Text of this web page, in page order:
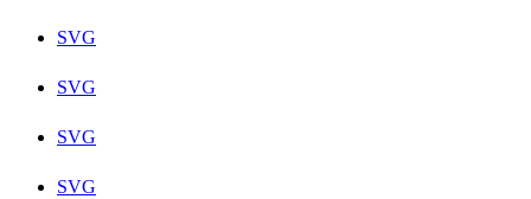
SVG
SVG
SVG
SVG